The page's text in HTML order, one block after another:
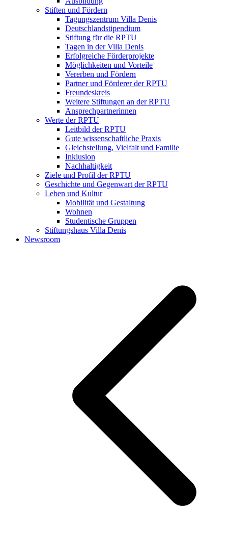
Stiften und Fördern
Tagungszentrum Villa Denis
Deutschlandstipendium
Stiftung für die RPTU
Tagen in der Villa Denis
Erfolgreiche Förderprojekte
Möglichkeiten und Vorteile
Vererben und Fördern
Partner und Förderer der RPTU
Freundeskreis
Weitere Stiftungen an der RPTU
Ansprechpartnerinnen
Werte der RPTU
Leitbild der RPTU
Gute wissenschaftliche Praxis
Gleichstellung, Vielfalt und Familie
Inklusion
Nachhaltigkeit
Ziele und Profil der RPTU
Geschichte und Gegenwart der RPTU
Leben und Kultur
Mobilität und Gestaltung
Wohnen
Studentische Gruppen
Stiftungshaus Villa Denis
Newsroom